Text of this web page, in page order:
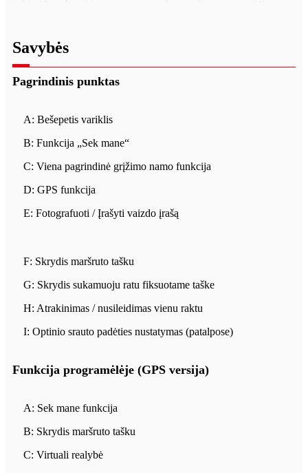
Savybės
Pagrindinis punktas
A: Bešepetis variklis
B: Funkcija „Sek mane“
C: Viena pagrindinė grįžimo namo funkcija
D: GPS funkcija
E: Fotografuoti / Įrašyti vaizdo įrašą
F: Skrydis maršruto tašku
G: Skrydis sukamuoju ratu fiksuotame taške
H: Atrakinimas / nusileidimas vienu raktu
I: Optinio srauto padėties nustatymas (patalpose)
Funkcija programėlėje (GPS versija)
A: Sek mane funkcija
B: Skrydis maršruto tašku
C: Virtuali realybė